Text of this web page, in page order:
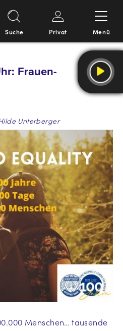
Suche Privat Menü
Frauen-
Unterberger
Menschen… tausende